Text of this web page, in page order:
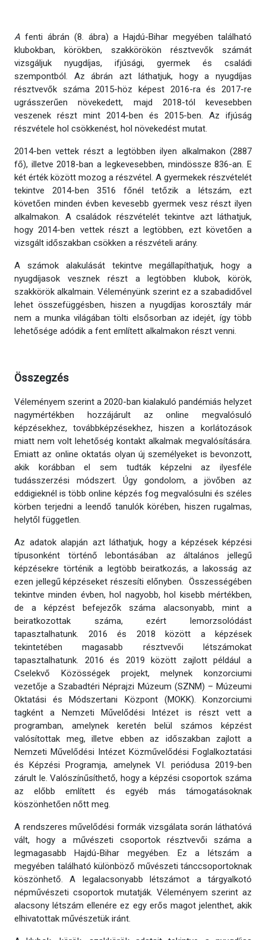
A fenti ábrán (8. ábra) a Hajdú-Bihar megyében található
klubokban, körökben, szakkörökön résztvevők számát
vizsgáljuk nyugdíjas, ifjúsági, gyermek és családi
szempontból. Az ábrán azt láthatjuk, hogy a nyugdíjas
résztvevők száma 2015-höz képest 2016-ra és 2017-re
ugrásszerűen növekedett, majd 2018-tól kevesebben
veszenek részt mint 2014-ben és 2015-ben. Az ifjúság
részvétele hol csökkenést, hol növekedést mutat.
2014-ben vettek részt a legtöbben ilyen alkalmakon (2887
fő), illetve 2018-ban a legkevesebben, mindössze 836-an. E
két érték között mozog a részvétel. A gyermekek részvételét
tekintve 2014-ben 3516 főnél tetőzik a létszám, ezt
követően minden évben kevesebb gyermek vesz részt ilyen
alkalmakon. A családok részvételét tekintve azt láthatjuk,
hogy 2014-ben vettek részt a legtöbben, ezt követően a
vizsgált időszakban csökken a részvételi arány.
A számok alakulását tekintve megállapíthatjuk, hogy a
nyugdíjasok vesznek részt a legtöbben klubok, körök,
szakkörök alkalmain. Véleményünk szerint ez a szabadidővel
lehet összefüggésben, hiszen a nyugdíjas korosztály már
nem a munka világában tölti elsősorban az idejét, így több
lehetősége adódik a fent említett alkalmakon részt venni.
Összegzés
Véleményem szerint a 2020-ban kialakuló pandémiás helyzet
nagymértékben hozzájárult az online megvalósuló
képzésekhez, továbbképzésekhez, hiszen a korlátozások
miatt nem volt lehetőség kontakt alkalmak megvalósítására.
Emiatt az online oktatás olyan új személyeket is bevonzott,
akik korábban el sem tudták képzelni az ilyesféle
tudásszerzési módszert. Úgy gondolom, a jövőben az
eddigieknél is több online képzés fog megvalósulni és széles
körben terjedni a leendő tanulók körében, hiszen rugalmas,
helytől független.
Az adatok alapján azt láthatjuk, hogy a képzések képzési
típusonként történő lebontásában az általános jellegű
képzésekre történik a legtöbb beiratkozás, a lakosság az
ezen jellegű képzéseket részesíti előnyben. Összességében
tekintve minden évben, hol nagyobb, hol kisebb mértékben,
de a képzést befejezők száma alacsonyabb, mint a
beiratkozottak száma, ezért lemorzsolódást
tapasztalhatunk. 2016 és 2018 között a képzések
tekintetében magasabb résztvevői létszámokat
tapasztalhatunk. 2016 és 2019 között zajlott például a
Cselekvő Közösségek projekt, melynek konzorciumi
vezetője a Szabadtéri Néprajzi Múzeum (SZNM) – Múzeumi
Oktatási és Módszertani Központ (MOKK). Konzorciumi
tagként a Nemzeti Művelődési Intézet is részt vett a
programban, amelynek keretén belül számos képzést
valósítottak meg, illetve ebben az időszakban zajlott a
Nemzeti Művelődési Intézet Közművelődési Foglalkoztatási
és Képzési Programja, amelynek VI. periódusa 2019-ben
zárult le. Valószínűsíthető, hogy a képzési csoportok száma
az előbb említett és egyéb más támogatásoknak
köszönhetően nőtt meg.
A rendszeres művelődési formák vizsgálata során láthatóvá
vált, hogy a művészeti csoportok résztvevői száma a
legmagasabb Hajdú-Bihar megyében. Ez a létszám a
megyében található különböző művészeti tánccsoportoknak
köszönhető. A legalacsonyabb létszámot a tárgyalkotó
népművészeti csoportok mutatják. Véleményem szerint az
alacsony létszám ellenére ez egy erős magot jelenthet, akik
elhivatottak művészetük iránt.